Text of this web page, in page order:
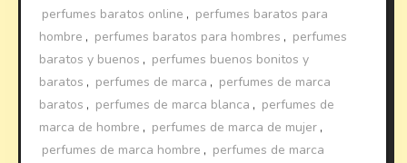
perfumes baratos online , perfumes baratos para
hombre , perfumes baratos para hombres , perfumes
baratos y buenos , perfumes buenos bonitos y
baratos , perfumes de marca , perfumes de marca
baratos , perfumes de marca blanca , perfumes de
marca de hombre , perfumes de marca de mujer ,
perfumes de marca hombre , perfumes de marca